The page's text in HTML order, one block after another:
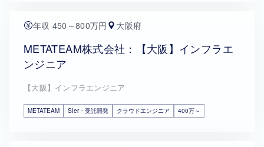
年収 450～800万円 大阪府
METATEAM株式会社：【大阪】インフラエ
ンジニア
【大阪】インフラエンジニア
METATEAM SIer・受託開発 クラウドエンジニア 400万～